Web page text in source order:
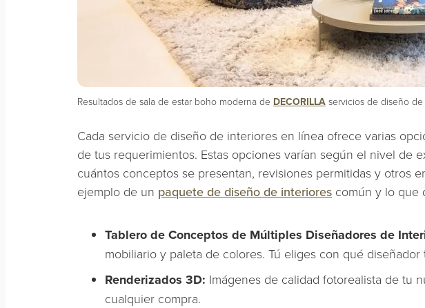
Resultados de sala de estar boho moderna de DECORILLA servicios de diseño
Cada servicio de diseño de interiores en línea ofrece varias
de tus requerimientos. Estas opciones varían según el nivel de
cuántos conceptos se presentan, revisiones permitidas y otros
ejemplo de un paquete de diseño de interiores común y lo que
Tablero de Conceptos de Múltiples Diseñadores de
mobiliario y paleta de colores. Tú eliges con qué
Renderizados 3D: Imágenes de calidad fotorealista de tu
cualquier compra.